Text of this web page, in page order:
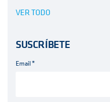
VER TODO
SUSCRÍBETE
Email*